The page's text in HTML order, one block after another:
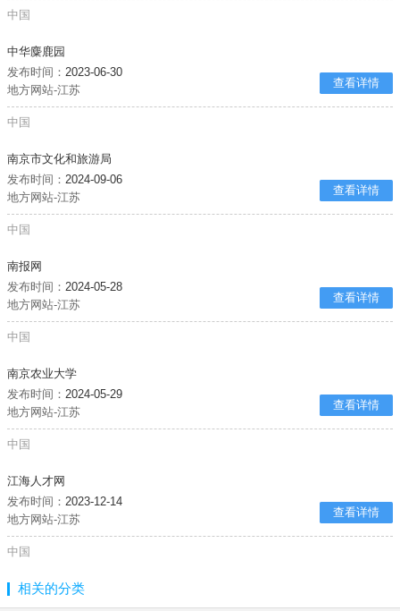
中国
中华麋鹿园
发布时间： 2023-06-30
地方网站-江苏
查看详情
中国
南京市文化和旅游局
发布时间： 2024-09-06
地方网站-江苏
查看详情
中国
南报网
发布时间： 2024-05-28
地方网站-江苏
查看详情
中国
南京农业大学
发布时间： 2024-05-29
地方网站-江苏
查看详情
中国
江海人才网
发布时间： 2023-12-14
地方网站-江苏
查看详情
中国
相关的分类